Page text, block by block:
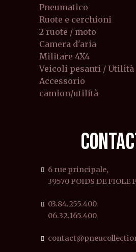
Pneumatico
Ruote e cerchioni
2 ruote / moto
Camera d'aria
Militare 4X4
Veicoli pesanti / Utilità
Accessorio
camion/utilità
6 rue principale,
39570 POIDS DE FIOLE
03.84.255.400
06.32.165.400